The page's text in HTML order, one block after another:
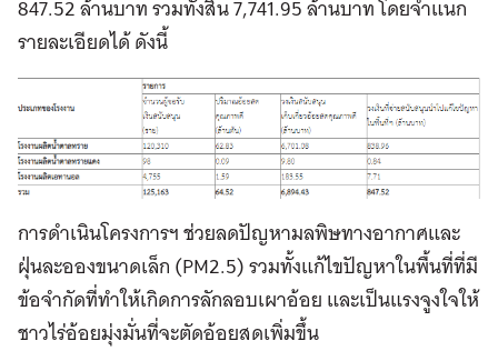
847.52 ล้านบาท รวมทั้งสิ้น 7,741.95 ล้านบาท โดยจำแนก
รายละเอียดได้ ดังนี้
การดำเนินโครงการฯ ช่วยลดปัญหามลพิษทางอากาศและ
ฝุ่นละอองขนาดเล็ก (PM2.5) รวมทั้งแก้ไขปัญหาในพื้นที่ที่มี
ข้อจำกัดที่ทำให้เกิดการลักลอบเผาอ้อย และเป็นแรงจูงใจให้
ชาวไร่อ้อยมุ่งมั่นที่จะตัดอ้อยสดเพิ่มขึ้น